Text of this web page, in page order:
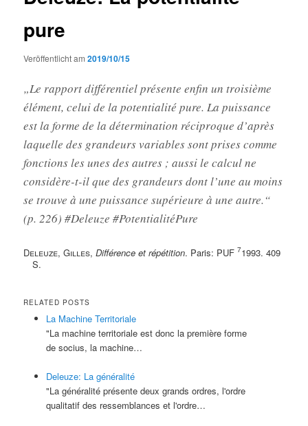
pure
Veröffentlicht am2019/10/15
„Le rapport différentiel présente enfin un troisième
élément, celui de la potentialité pure. La puissance
est la forme de la détermination réciproque d’après
laquelle des grandeurs variables sont prises comme
fonctions les unes des autres ; aussi le calcul ne
considère-t-il que des grandeurs dont l’une au moins
se trouve à une puissance supérieure à une autre.“
(p. 226) #Deleuze #PotentialitéPure
Deleuze, Gilles,Différence et répétition. Paris: PUF71993. 409
S.
RELATED POSTS
La Machine Territoriale
"La machine territoriale est donc la première forme
de socius, la machine…
Deleuze: La généralité
"La généralité présente deux grands ordres, l'ordre
qualitatif des ressemblances et l'ordre…